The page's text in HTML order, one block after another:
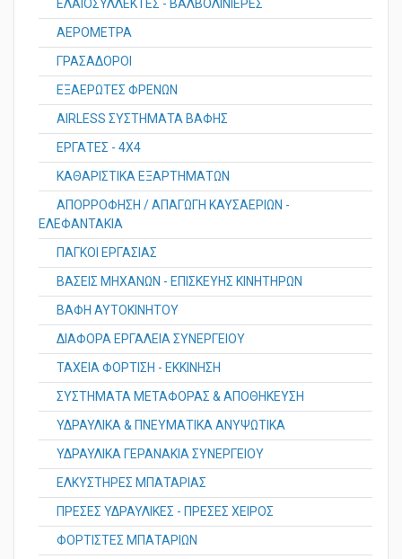
ΕΛΑΙΟΣΥΛΛΕΚΤΕΣ - ΒΑΛΒΟΛΙΝΙΕΡΕΣ
ΑΕΡΟΜΕΤΡΑ
ΓΡΑΣΑΔΟΡΟΙ
ΕΞΑΕΡΩΤΕΣ ΦΡΕΝΩΝ
AIRLESS ΣΥΣΤΗΜΑΤΑ ΒΑΦΗΣ
ΕΡΓΑΤΕΣ - 4X4
ΚΑΘΑΡΙΣΤΙΚΑ ΕΞΑΡΤΗΜΑΤΩΝ
ΑΠΟΡΡΟΦΗΣΗ / ΑΠΑΓΩΓΗ ΚΑΥΣΑΕΡΙΩΝ -
ΕΛΕΦΑΝΤΑΚΙΑ
ΠΑΓΚΟΙ ΕΡΓΑΣΙΑΣ
ΒΑΣΕΙΣ ΜΗΧΑΝΩΝ - ΕΠΙΣΚΕΥΗΣ ΚΙΝΗΤΗΡΩΝ
ΒΑΦΗ ΑΥΤΟΚΙΝΗΤΟΥ
ΔΙΑΦΟΡΑ ΕΡΓΑΛΕΙΑ ΣΥΝΕΡΓΕΙΟΥ
ΤΑΧΕΙΑ ΦΟΡΤΙΣΗ - ΕΚΚΙΝΗΣΗ
ΣΥΣΤΗΜΑΤΑ ΜΕΤΑΦΟΡΑΣ & ΑΠΟΘΗΚΕΥΣΗ
ΥΔΡΑΥΛΙΚΑ & ΠΝΕΥΜΑΤΙΚΑ ΑΝΥΨΩΤΙΚΑ
ΥΔΡΑΥΛΙΚΑ ΓΕΡΑΝΑΚΙΑ ΣΥΝΕΡΓΕΙΟΥ
ΕΛΚΥΣΤΗΡΕΣ ΜΠΑΤΑΡΙΑΣ
ΠΡΕΣΕΣ ΥΔΡΑΥΛΙΚΕΣ - ΠΡΕΣΕΣ ΧΕΙΡΟΣ
ΦΟΡΤΙΣΤΕΣ ΜΠΑΤΑΡΙΩΝ